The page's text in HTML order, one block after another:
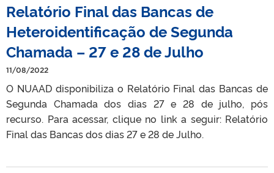
OUVIDORIA
PORTARIAS
TELEFONES
Relatório Final das Bancas de
Heteroidentificação de Segunda
Chamada – 27 e 28 de Julho
11/08/2022
O NUAAD disponibiliza o Relatório Final das Bancas de
Segunda Chamada dos dias 27 e 28 de julho, pós
recurso. Para acessar, clique no link a seguir: Relatório
Final das Bancas dos dias 27 e 28 de Julho.